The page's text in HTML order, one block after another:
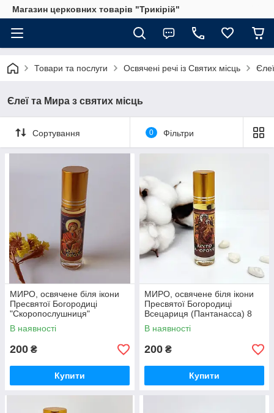
Магазин церковних товарів "Трикірій"
Товари та послуги Освячені речі із Святих місць
Єлеї та Мира з святих місць
Сортування 0 Фільтри
МИРО, освячене біля ікони
Пресвятої Богородиці
"Скоропослушниця"
В наявності
200 ₴
Купити
МИРО, освячене біля ікони
Пресвятої Богородиці
Всецариця (Пантанасса) 8
мл
В наявності
200 ₴
Купити